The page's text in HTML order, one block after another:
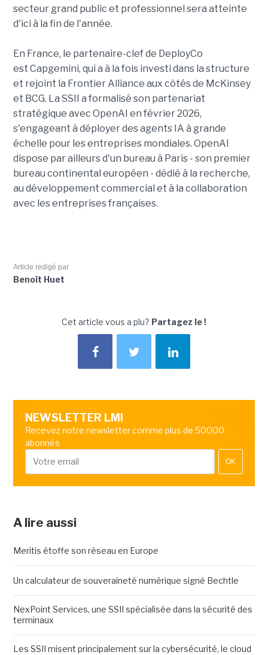
secteur grand public et professionnel sera atteinte
d'ici à la fin de l'année.
En France, le partenaire-clef de DeployCo
est Capgemini, qui a à la fois investi dans la structure
et rejoint la Frontier Alliance aux côtés de McKinsey
et BCG. La SSII a formalisé son partenariat
stratégique avec OpenAI en février 2026,
s'engageant à déployer des agents IA à grande
échelle pour les entreprises mondiales. OpenAI
dispose par ailleurs d'un bureau à Paris - son premier
bureau continental européen - dédié à la recherche,
au développement commercial et à la collaboration
avec les entreprises françaises.
Article rédigé par
Benoît Huet
Cet article vous a plu? Partagez le !
NEWSLETTER LMI
Recevez notre newsletter comme plus de 50000
abonnés
OK
A lire aussi
Meritis étoffe son réseau en Europe
Un calculateur de souveraineté numérique signé Bechtle
NexPoint Services, une SSII spécialisée dans la sécurité des
terminaux
Les SSII misent principalement sur la cybersécurité, le cloud